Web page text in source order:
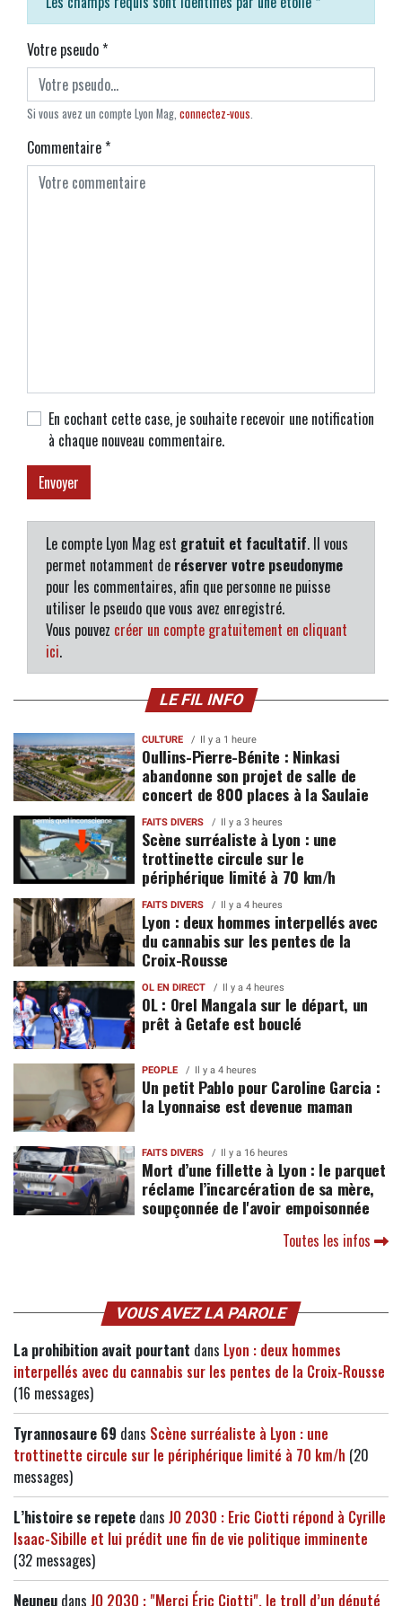
Votre pseudo*
Si vous avez un compte Lyon Mag, connectez-vous.
Commentaire*
En cochant cette case, je souhaite recevoir une notification
à chaque nouveau commentaire.
Le compte Lyon Mag est gratuit et facultatif. Il vous
permet notamment de réserver votre pseudonyme
pour les commentaires, afin que personne ne puisse
utiliser le pseudo que vous avez enregistré.
Vous pouvez créer un compte gratuitement en cliquant
ici.
LE FIL INFO
CULTURE Il y a 1 heure
Oullins-Pierre-Bénite : Ninkasi
abandonne son projet de salle de
concert de 800 places à la Saulaie
FAITS DIVERS Il y a 3 heures
Scène surréaliste à Lyon : une
trottinette circule sur le
périphérique limité à 70 km/h
FAITS DIVERS Il y a 4 heures
Lyon : deux hommes interpellés avec
du cannabis sur les pentes de la
Croix-Rousse
OL EN DIRECT Il y a 4 heures
OL : Orel Mangala sur le départ, un
prêt à Getafe est bouclé
PEOPLE Il y a 4 heures
Un petit Pablo pour Caroline Garcia :
la Lyonnaise est devenue maman
FAITS DIVERS Il y a 16 heures
Mort d’une fillette à Lyon : le parquet
réclame l’incarcération de sa mère,
soupçonnée de l'avoir empoisonnée
Toutes les infos
VOUS AVEZ LA PAROLE
La prohibition avait pourtant dans Lyon : deux hommes
interpellés avec du cannabis sur les pentes de la Croix-Rousse
(16 messages)
Tyrannosaure 69 dans Scène surréaliste à Lyon : une
trottinette circule sur le périphérique limité à 70 km/h (20
messages)
L’histoire se repete dans JO 2030 : Eric Ciotti répond à Cyrille
Isaac-Sibille et lui prédit une fin de vie politique imminente
(32 messages)
Neuneu dans JO 2030 : "Merci Éric Ciotti", le troll d’un député